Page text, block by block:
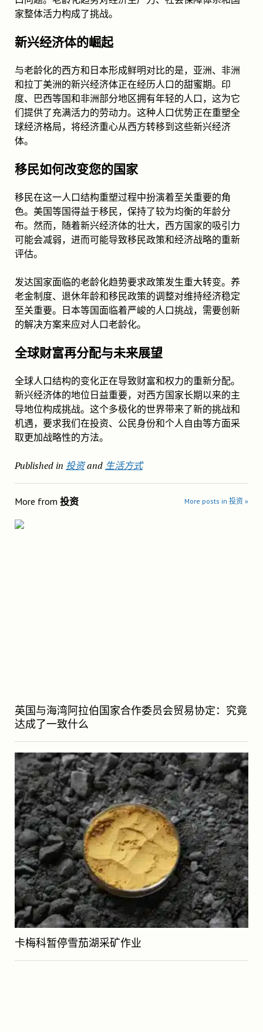
家整体活力构成了挑战。
新兴经济体的崛起
与老龄化的西方和日本形成鲜明对比的是，亚洲、非洲
和拉丁美洲的新兴经济体正在经历人口的甜蜜期。印
度、巴西等国和非洲部分地区拥有年轻的人口，这为它
们提供了充满活力的劳动力。这种人口优势正在重塑全
球经济格局，将经济重心从西方转移到这些新兴经济
体。
移民如何改变您的国家
移民在这一人口结构重塑过程中扮演着至关重要的角
色。美国等国得益于移民，保持了较为均衡的年龄分
布。然而，随着新兴经济体的壮大，西方国家的吸引力
可能会减弱，进而可能导致移民政策和经济战略的重新
评估。
发达国家面临的老龄化趋势要求政策发生重大转变。养
老金制度、退休年龄和移民政策的调整对维持经济稳定
至关重要。日本等国面临着严峻的人口挑战，需要创新
的解决方案来应对人口老龄化。
全球财富再分配与未来展望
全球人口结构的变化正在导致财富和权力的重新分配。
新兴经济体的地位日益重要，对西方国家长期以来的主
导地位构成挑战。这个多极化的世界带来了新的挑战和
机遇，要求我们在投资、公民身份和个人自由等方面采
取更加战略性的方法。
Published in 投资and生活方式
More from 投资 More posts in 投资 »
英国与海湾阿拉伯国家合作委员会贸易协定：究竟
达成了一致什么
卡梅科暂停雪茄湖采矿作业